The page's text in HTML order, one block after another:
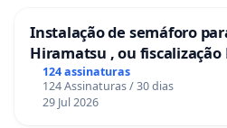
Instalação de semáforo
Hiramatsu , ou fiscalização
124 assinaturas
124 Assinaturas / 30 dias
29 Jul 2026